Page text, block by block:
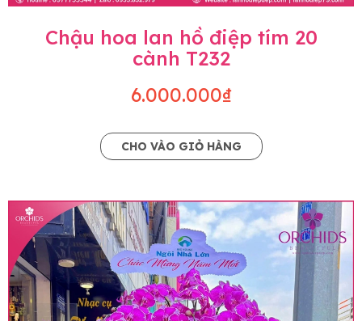
Chậu hoa lan hồ điệp tím 20
cành T232
6.000.000₫
CHO VÀO GIỎ HÀNG